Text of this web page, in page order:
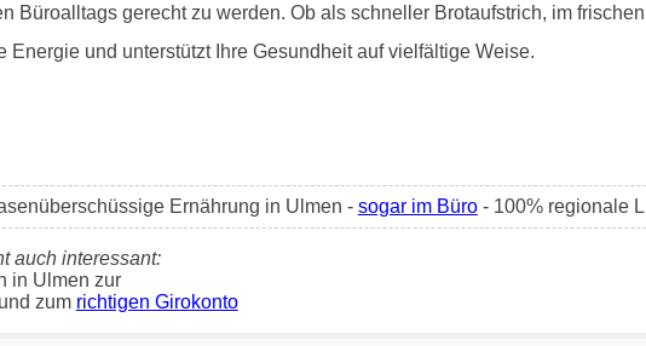
Büroalltags gerecht zu werden. Ob als schneller Brotaufstrich, im
Energie und unterstützt Ihre Gesundheit auf vielfältige Weise.
Ernährung in Ulmen - sogar im Büro- 100% regionale
auch interessant:
in Ulmen zur
zum richtigen Girokonto